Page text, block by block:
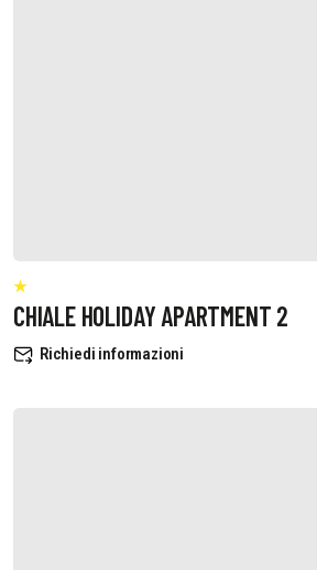
CHIALE HOLIDAY APARTMENT 2
Richiedi informazioni